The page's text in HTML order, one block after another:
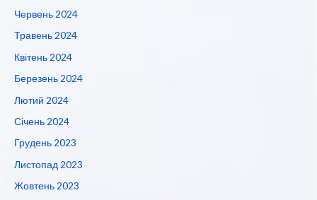
Червень 2024
Травень 2024
Квітень 2024
Березень 2024
Лютий 2024
Січень 2024
Грудень 2023
Листопад 2023
Жовтень 2023